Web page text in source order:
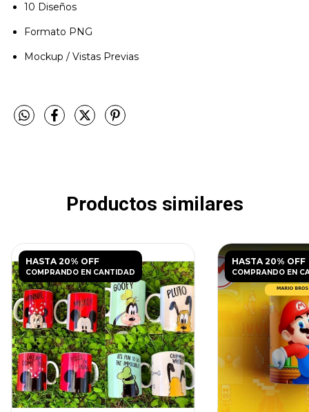
10 Diseños
Formato PNG
Mockup / Vistas Previas
Productos similares
HASTA 20% OFF
COMPRANDO EN CANTIDAD
HASTA 20% OFF
COMPRANDO EN